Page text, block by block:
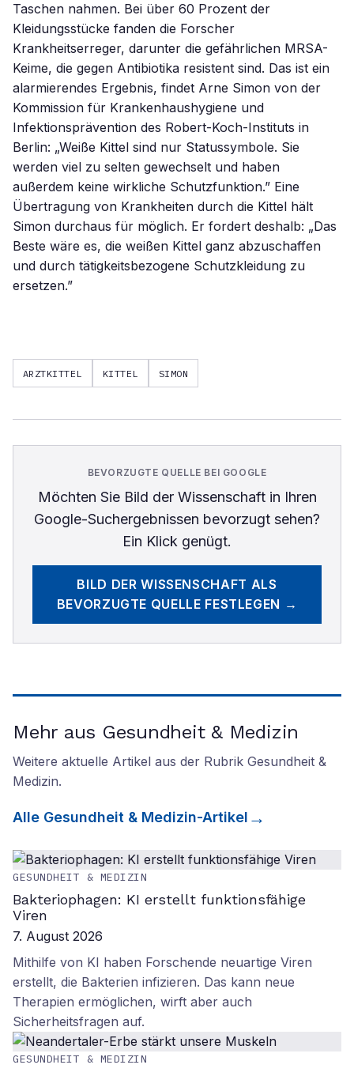
Taschen nahmen. Bei über 60 Prozent der
Kleidungsstücke fanden die Forscher
Krankheitserreger, darunter die gefährlichen MRSA-
Keime, die gegen Antibiotika resistent sind. Das ist ein
alarmierendes Ergebnis, findet Arne Simon von der
Kommission für Krankenhaushygiene und
Infektionsprävention des Robert-Koch-Instituts in
Berlin: „Weiße Kittel sind nur Statussymbole. Sie
werden viel zu selten gewechselt und haben
außerdem keine wirkliche Schutzfunktion.” Eine
Übertragung von Krankheiten durch die Kittel hält
Simon durchaus für möglich. Er fordert deshalb: „Das
Beste wäre es, die weißen Kittel ganz abzuschaffen
und durch tätigkeitsbezogene Schutzkleidung zu
ersetzen.”
ARZTKITTEL KITTEL SIMON
BEVORZUGTE QUELLE BEI GOOGLE
Möchten Sie Bild der Wissenschaftin Ihren
Google-Suchergebnissen bevorzugt sehen?
Ein Klick genügt.
BILD DER WISSENSCHAFT ALS
BEVORZUGTE QUELLE FESTLEGEN →
Mehr aus Gesundheit & Medizin
Weitere aktuelle Artikel aus der Rubrik Gesundheit &
Medizin.
Alle Gesundheit & Medizin-Artikel
GESUNDHEIT & MEDIZIN
Bakteriophagen: KI erstellt funktionsfähige
Viren
7. August 2026
Mithilfe von KI haben Forschende neuartige Viren
erstellt, die Bakterien infizieren. Das kann neue
Therapien ermöglichen, wirft aber auch
Sicherheitsfragen auf.
GESUNDHEIT & MEDIZIN